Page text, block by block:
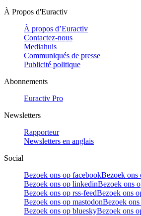
À Propos d'Euractiv
À propos d’Euractiv
Contactez-nous
Mediahuis
Communiqués de presse
Publicité politique
Abonnements
Euractiv Pro
Newsletters
Rapporteur
Newsletters en anglais
Social
Bezoek ons op facebookBezoek ons
Bezoek ons op linkedinBezoek ons
Bezoek ons op rss-feedBezoek ons
Bezoek ons op mastodonBezoek
Bezoek ons op blueskyBezoek ons